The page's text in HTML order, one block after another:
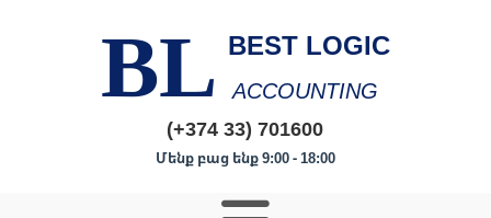
BL BEST LOGIC
ACCOUNTING
(+374 33) 701600
Մենք բաց ենք 9:00 - 18:00